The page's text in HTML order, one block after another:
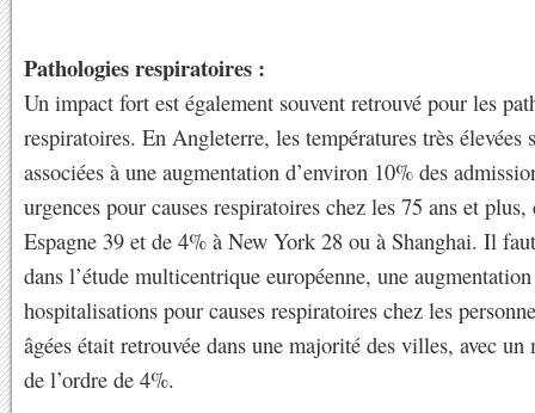
Pathologies respiratoires :
Un impact fort est également souvent retrouvé pour les
respiratoires. En Angleterre, les températures très élevées
associées à une augmentation d’environ 10% des
urgences pour causes respiratoires chez les 75 ans et plus,
Espagne 39 et de 4% à New York 28 ou à Shanghai. Il
dans l’étude multicentrique européenne, une
hospitalisations pour causes respiratoires chez les
âgées était retrouvée dans une majorité des villes, avec un
de l’ordre de 4%.